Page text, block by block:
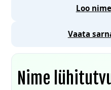
Loo
Vaata
Nime